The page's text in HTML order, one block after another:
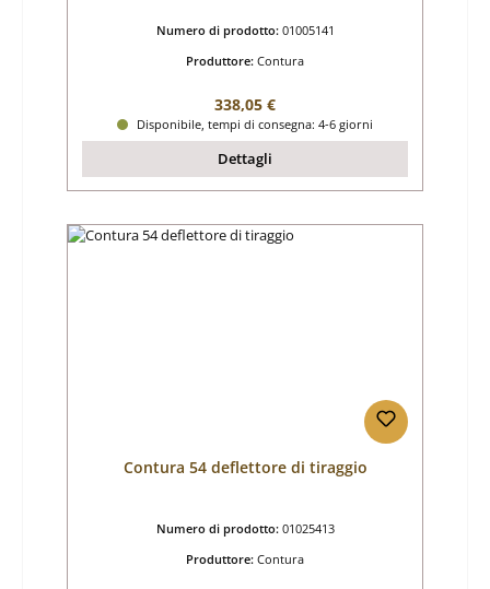
Numero di prodotto: 01005141
Produttore: Contura
Prezzo normale:
338,05 €
Disponibile, tempi di consegna: 4-6 giorni
Dettagli
Contura 54 deflettore di tiraggio
Numero di prodotto: 01025413
Produttore: Contura